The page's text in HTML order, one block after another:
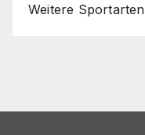
Weitere Sportarten